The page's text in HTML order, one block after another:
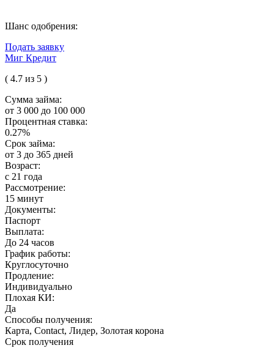
Шанс одобрения:
Подать заявку
Миг Кредит
( 4.7 из 5 )
Сумма займа:
от 3 000 до 100 000
Процентная ставка:
0.27%
Срок займа:
от 3 до 365 дней
Возраст:
с 21 года
Рассмотрение:
15 минут
Документы:
Паспорт
Выплата:
До 24 часов
График работы:
Круглосуточно
Продление:
Индивидуально
Плохая КИ:
Да
Способы получения:
Карта, Contact, Лидер, Золотая корона
Срок получения